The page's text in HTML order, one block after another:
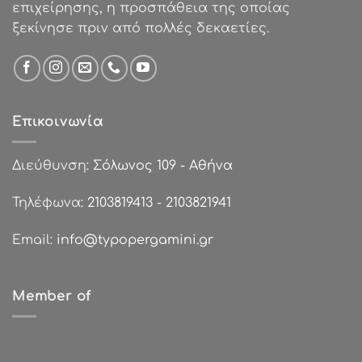
επιχείρησης, η προσπάθεια της οποίας
ξεκίνησε πριν από πολλές δεκαετίες.
Επικοινωνία
Διεύθυνση: Σόλωνος 109 - Αθήνα
Τηλέφωνα: 2103819413 - 2103821941
Email: info@typopergamini.gr
Member of